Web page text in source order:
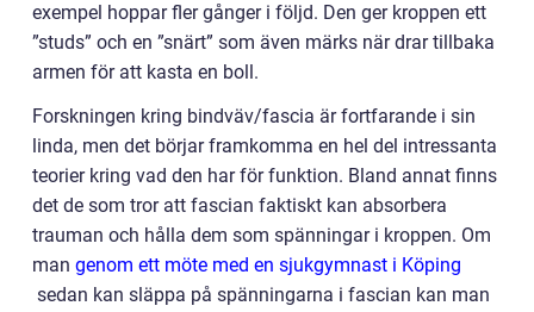
exempel hoppar fler gånger i följd. Den ger kroppen ett
”studs” och en ”snärt” som även märks när drar tillbaka
armen för att kasta en boll.
Forskningen kring bindväv/fascia är fortfarande i sin
linda, men det börjar framkomma en hel del intressanta
teorier kring vad den har för funktion. Bland annat finns
det de som tror att fascian faktiskt kan absorbera
trauman och hålla dem som spänningar i kroppen. Om
man genom ett möte med en sjukgymnast i Köping
sedan kan släppa på spänningarna i fascian kan man